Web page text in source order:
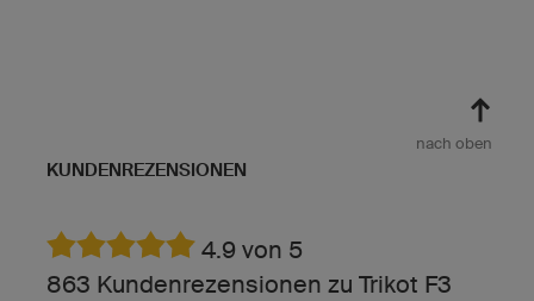
nach oben
KUNDENREZENSIONEN
4.9 von 5
863 Kundenrezensionen zu Trikot F3